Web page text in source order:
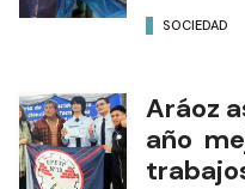
SOCIEDAD
Aráoz
año